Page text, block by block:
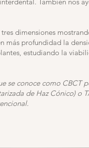
dimensiones
más profundidad la
estudiando la
se conoce como CBCT
de Haz Cónico) o